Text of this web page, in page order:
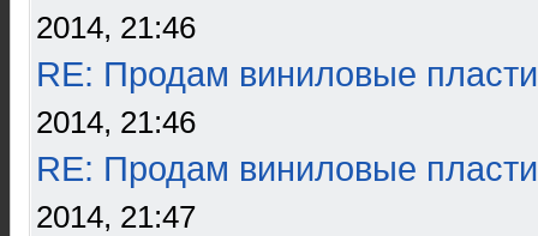
2014, 21:46
RE: Продам виниловые
2014, 21:46
RE: Продам виниловые
2014, 21:47